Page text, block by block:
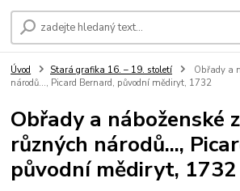
Úvod Stará grafika 16. – 19. století
Obřady a
národů..., Picard Bernard, původní mědiryt, 1732
Obřady a náboženské
různých národů...,
původní mědiryt, 1732